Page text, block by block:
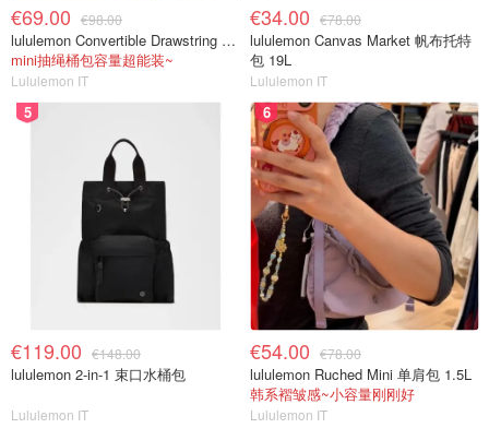
€69.00 €98.00
lululemon Convertible Drawstring Bucket Bag Mini 5L
mini抽绳桶包容量超能装~
Lululemon IT
€34.00 €78.00
lululemon Canvas Market 帆布托特
包 19L
Lululemon IT
5
€119.00 €148.00
lululemon 2-in-1 束口水桶包
Lululemon IT
6
€54.00 €78.00
lululemon Ruched Mini 单肩包 1.5L
韩系褶皱感~小容量刚刚好
Lululemon IT